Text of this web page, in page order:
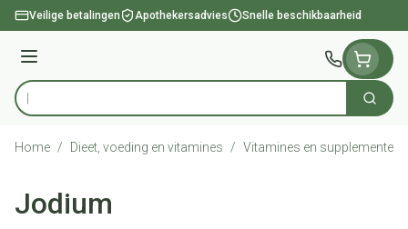
Ga naar de inhoud
Veilige betalingen Apothekersadvies Snelle beschikbaarheid
Menu
Product, merk, categorie... Zoek
Home / Dieet, voeding en vitamines / Vitamines en supplementen
Jodium